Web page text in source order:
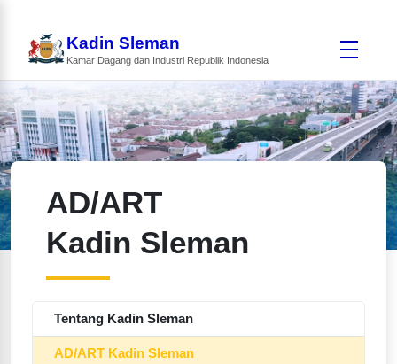
Kadin Sleman
Kamar Dagang dan Industri Republik Indonesia
AD/ART
Kadin Sleman
Tentang Kadin Sleman
AD/ART Kadin Sleman